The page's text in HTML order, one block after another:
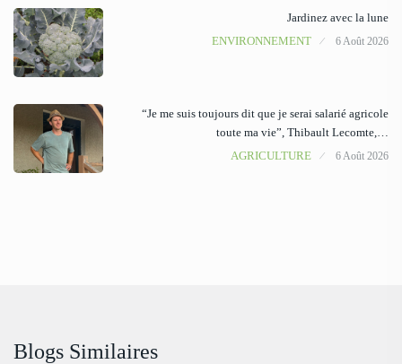
Jardinez avec la lune
ENVIRONNEMENT
6 Août 2026
“Je me suis toujours dit que je serai salarié agricole
toute ma vie”, Thibault Lecomte,…
AGRICULTURE
6 Août 2026
Blogs Similaires